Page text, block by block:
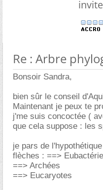
Re : Arbre
Bonsoir Sandra,
bien sûr le conseil
Maintenant je peux te
j'me suis concoctée (
que cela suppose : les
je pars de
flèches : ==>
==> Archées
==> Eucaryotes